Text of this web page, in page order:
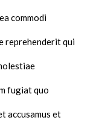
commodi
reprehenderit qui
fugiat quo
accusamus et